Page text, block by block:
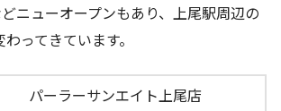
ニューオープンもあり、上尾駅周辺の
ってきています。
パーラーサンエイト上尾店